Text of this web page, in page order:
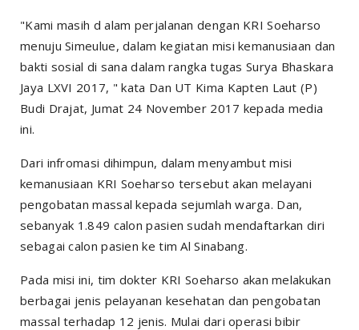
"Kami masih d alam perjalanan dengan KRI Soeharso
menuju Simeulue, dalam kegiatan misi kemanusiaan dan
bakti sosial di sana dalam rangka tugas Surya Bhaskara
Jaya LXVI 2017, " kata Dan UT Kima Kapten Laut (P)
Budi Drajat, Jumat 24 November 2017 kepada media
ini.
Dari infromasi dihimpun, dalam menyambut misi
kemanusiaan KRI Soeharso tersebut akan melayani
pengobatan massal kepada sejumlah warga. Dan,
sebanyak 1.849 calon pasien sudah mendaftarkan diri
sebagai calon pasien ke tim Al Sinabang.
Pada misi ini, tim dokter KRI Soeharso akan melakukan
berbagai jenis pelayanan kesehatan dan pengobatan
massal terhadap 12 jenis. Mulai dari operasi bibir